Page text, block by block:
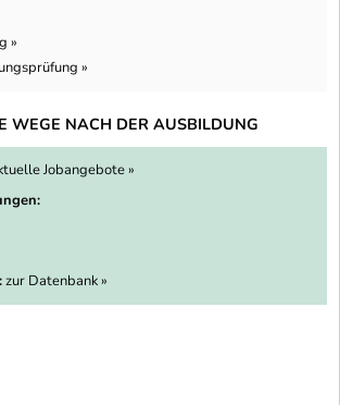
»
»
WEGE NACH DER AUSBILDUNG
Jobangebote »
zur Datenbank »